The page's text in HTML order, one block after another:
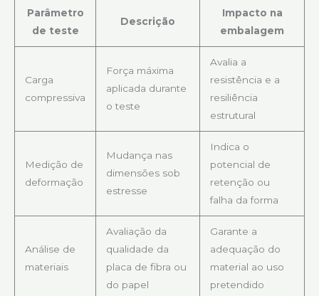
Parâmetro
de teste
Descrição
Impacto na
embalagem
Carga
compressiva
Força máxima
aplicada durante
o teste
Avalia a
resistência e a
resiliência
estrutural
Medição de
deformação
Mudança nas
dimensões sob
estresse
Indica o
potencial de
retenção ou
falha da forma
Análise de
materiais
Avaliação da
qualidade da
placa de fibra ou
do papel
Garante a
adequação do
material ao uso
pretendido